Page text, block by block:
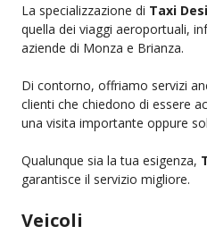
La specializzazione di Taxi
quella dei viaggi aeroportuali,
aziende di Monza e Brianza.
Di contorno, offriamo servizi
clienti che chiedono di essere
una visita importante oppure
Qualunque sia la tua esigenza,
garantisce il servizio migliore.
Veicoli